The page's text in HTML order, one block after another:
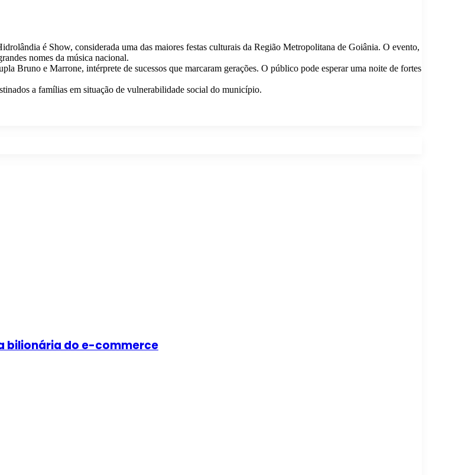
é Show, considerada uma das maiores festas culturais da Região Metropolitana de Goiânia. O evento,
nomes da música nacional.
Bruno e Marrone, intérprete de sucessos que marcaram gerações. O público pode esperar uma noite de fortes
a famílias em situação de vulnerabilidade social do município.
bilionária do e-commerce